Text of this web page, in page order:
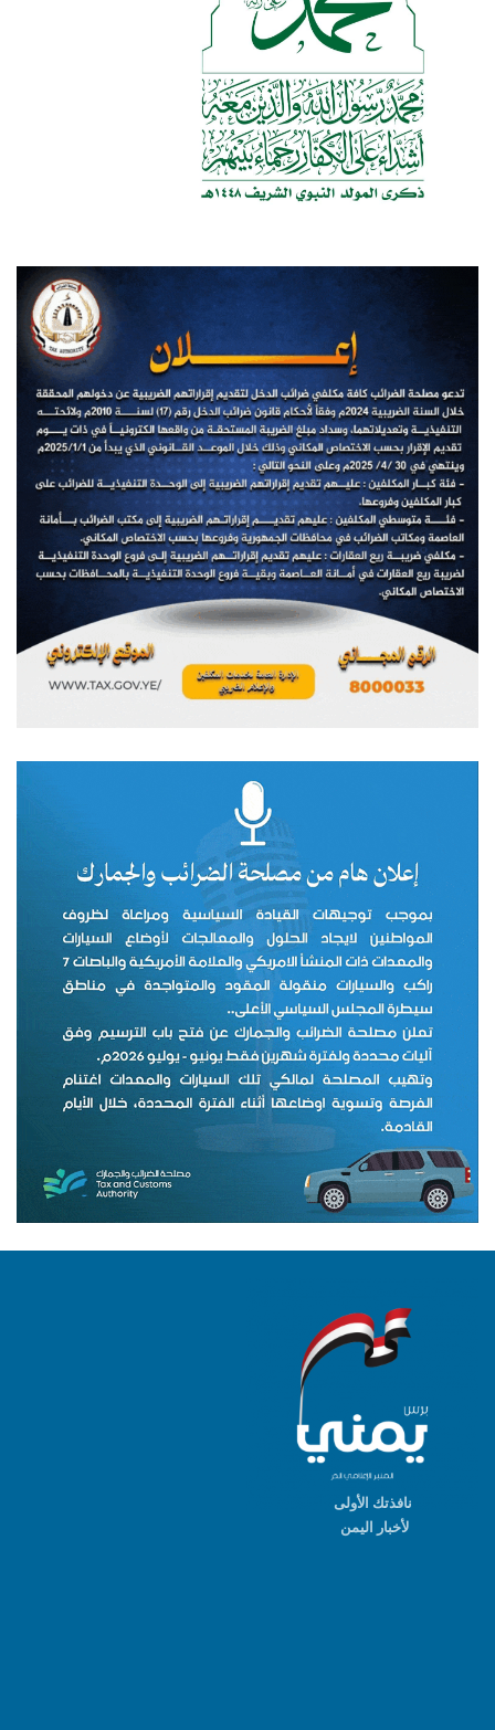
نافذتك الأولى
لأخبار اليمن